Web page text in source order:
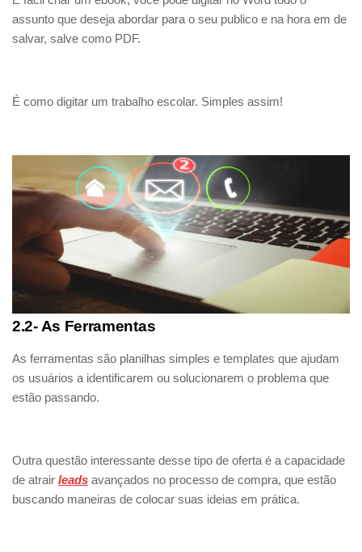
assunto que deseja abordar para o seu publico e na hora em de
salvar, salve como PDF.
É como digitar um trabalho escolar. Simples assim!
2.2- As Ferramentas
As ferramentas são planilhas simples e templates que ajudam
os usuários a identificarem ou solucionarem o problema que
estão passando.
Outra questão interessante desse tipo de oferta é a capacidade
de atrair leads avançados no processo de compra, que estão
buscando maneiras de colocar suas ideias em prática.